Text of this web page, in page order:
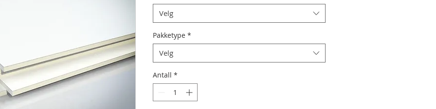
Velg
Pakketype *
Velg
Antall *